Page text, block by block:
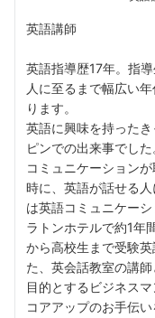
英語講師
英語指導歴17年。指
人に至るまで幅広い
ります。
英語に興味を持った
ピンでの出来事でし
コミュニケーション
時に、英語が話せる
は英語コミュニケー
ラトンホテルで約1年
から高校生まで受験
た、英会話教室の講
目的とするビジネス
コアアップのお手伝